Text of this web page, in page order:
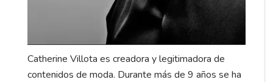
Catherine Villota es creadora y legitimadora de
contenidos de moda. Durante más de 9 años se ha